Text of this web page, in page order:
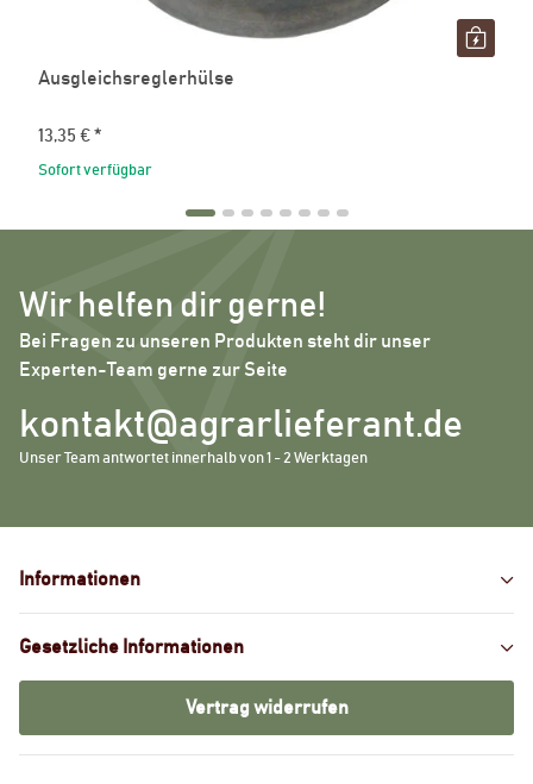
Ausgleichsreglerhülse
13,35 € *
Sofort verfügbar
Wir helfen dir gerne!
Bei Fragen zu unseren Produkten steht dir unser
Experten-Team gerne zur Seite
kontakt@agrarlieferant.de
Unser Team antwortet innerhalb von 1 - 2 Werktagen
Informationen
Gesetzliche Informationen
Vertrag widerrufen